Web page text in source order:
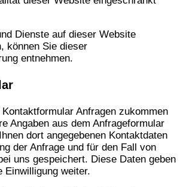
Dienste auf dieser Website
können Sie dieser
entnehmen.
Anfragen zukommen
Angaben aus dem Anfrageformular
dort angegebenen Kontaktdaten
der Anfrage und für den Fall von
uns gespeichert. Diese Daten geben
Einwilligung weiter.